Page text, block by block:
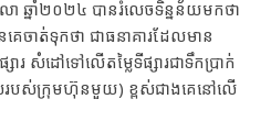
ឆ្នាំ២០២៤ បានរំលេចទិន្នន័យមកថា
េចាត់ទុកថា​ ជាធនាគារដែលមាន
សំដៅទៅលើតម្លៃទីផ្សារជាទឹកប្រាក់
របស់ក្រុមហ៊ុនមួយ) ខ្ពស់ជាងគេនៅលើ